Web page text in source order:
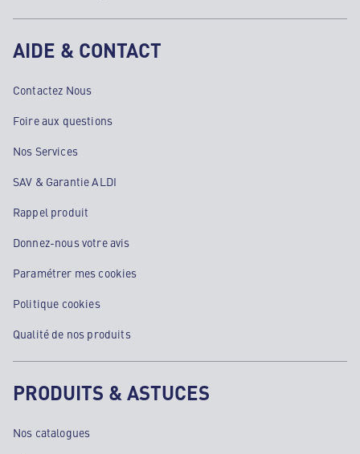
AIDE & CONTACT
Contactez Nous
Foire aux questions
Nos Services
SAV & Garantie ALDI
Rappel produit
Donnez-nous votre avis
Paramétrer mes cookies
Politique cookies
Qualité de nos produits
PRODUITS & ASTUCES
Nos catalogues